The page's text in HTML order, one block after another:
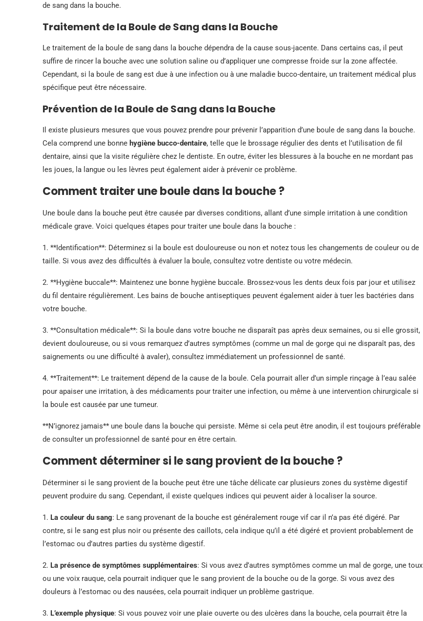
de sang dans la bouche.
Traitement de la Boule de Sang dans la Bouche
Le traitement de la boule de sang dans la bouche dépendra de la cause sous-jacente. Dans certains cas, il peut
suffire de rincer la bouche avec une solution saline ou d’appliquer une compresse froide sur la zone affectée.
Cependant, si la boule de sang est due à une infection ou à une maladie bucco-dentaire, un traitement médical plus
spécifique peut être nécessaire.
Prévention de la Boule de Sang dans la Bouche
Il existe plusieurs mesures que vous pouvez prendre pour prévenir l’apparition d’une boule de sang dans la bouche.
Cela comprend une bonne hygiène bucco-dentaire, telle que le brossage régulier des dents et l’utilisation de fil
dentaire, ainsi que la visite régulière chez le dentiste. En outre, éviter les blessures à la bouche en ne mordant pas
les joues, la langue ou les lèvres peut également aider à prévenir ce problème.
Comment traiter une boule dans la bouche ?
Une boule dans la bouche peut être causée par diverses conditions, allant d’une simple irritation à une condition
médicale grave. Voici quelques étapes pour traiter une boule dans la bouche :
1. **Identification**: Déterminez si la boule est douloureuse ou non et notez tous les changements de couleur ou de
taille. Si vous avez des difficultés à évaluer la boule, consultez votre dentiste ou votre médecin.
2. **Hygiène buccale**: Maintenez une bonne hygiène buccale. Brossez-vous les dents deux fois par jour et utilisez
du fil dentaire régulièrement. Les bains de bouche antiseptiques peuvent également aider à tuer les bactéries dans
votre bouche.
3. **Consultation médicale**: Si la boule dans votre bouche ne disparaît pas après deux semaines, ou si elle grossit,
devient douloureuse, ou si vous remarquez d’autres symptômes (comme un mal de gorge qui ne disparaît pas, des
saignements ou une difficulté à avaler), consultez immédiatement un professionnel de santé.
4. **Traitement**: Le traitement dépend de la cause de la boule. Cela pourrait aller d’un simple rinçage à l’eau salée
pour apaiser une irritation, à des médicaments pour traiter une infection, ou même à une intervention chirurgicale si
la boule est causée par une tumeur.
**N’ignorez jamais** une boule dans la bouche qui persiste. Même si cela peut être anodin, il est toujours préférable
de consulter un professionnel de santé pour en être certain.
Comment déterminer si le sang provient de la bouche ?
Déterminer si le sang provient de la bouche peut être une tâche délicate car plusieurs zones du système digestif
peuvent produire du sang. Cependant, il existe quelques indices qui peuvent aider à localiser la source.
1. La couleur du sang: Le sang provenant de la bouche est généralement rouge vif car il n’a pas été digéré. Par
contre, si le sang est plus noir ou présente des caillots, cela indique qu’il a été digéré et provient probablement de
l’estomac ou d’autres parties du système digestif.
2. La présence de symptômes supplémentaires: Si vous avez d’autres symptômes comme un mal de gorge, une toux
ou une voix rauque, cela pourrait indiquer que le sang provient de la bouche ou de la gorge. Si vous avez des
douleurs à l’estomac ou des nausées, cela pourrait indiquer un problème gastrique.
3. L’exemple physique: Si vous pouvez voir une plaie ouverte ou des ulcères dans la bouche, cela pourrait être la